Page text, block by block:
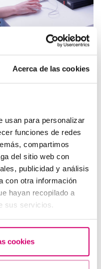
Acerca de las cookies
usan para personalizar
funciones de redes
compartimos
del sitio web con
publicidad y análisis
con otra información
hayan recopilado a
sus servicios.
cookies
iDAScore en
manual?
una
basada en
volums de dades.
que la seva
o fins i tot
fet que el
per optimitzar els